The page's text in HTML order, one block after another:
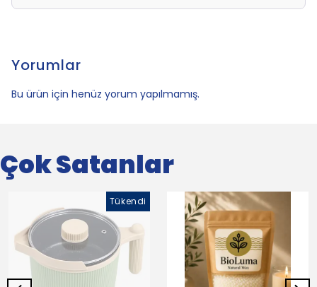
Yorumlar
Bu ürün için henüz yorum yapılmamış.
Çok Satanlar
Tükendi